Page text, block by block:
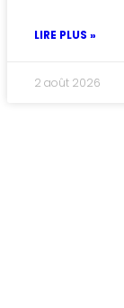
LIRE PLUS »
2 août 2026